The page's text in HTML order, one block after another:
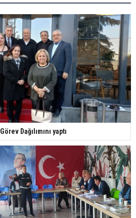
Dağılımını yaptı